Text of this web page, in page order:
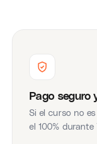
Pago seguro
Si el curso no
el 100% durante